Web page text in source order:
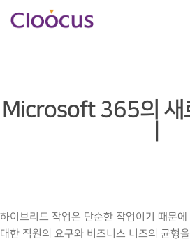
Microsoft 365의 새
하이브리드 작업은 단순한 작업이기 때문에
대한 직원의 요구와 비즈니스 니즈의 균형